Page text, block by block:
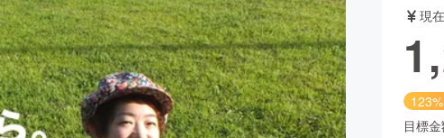
音楽 舞台・パフォーマンス
ゲーム・サービス開発 フード・飲食店
書籍・雑誌出版 アニメ・漫画
現
123%
目標